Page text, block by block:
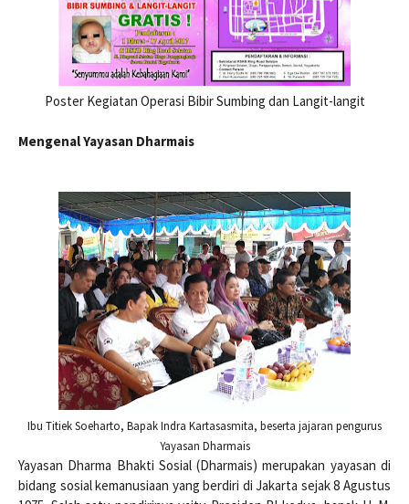
Poster Kegiatan Operasi Bibir Sumbing dan Langit-langit
Mengenal Yayasan Dharmais
Ibu Titiek Soeharto, Bapak Indra Kartasasmita, beserta jajaran pengurus
Yayasan Dharmais
Yayasan Dharma Bhakti Sosial (Dharmais) merupakan yayasan di
bidang sosial kemanusiaan yang berdiri di Jakarta sejak 8 Agustus